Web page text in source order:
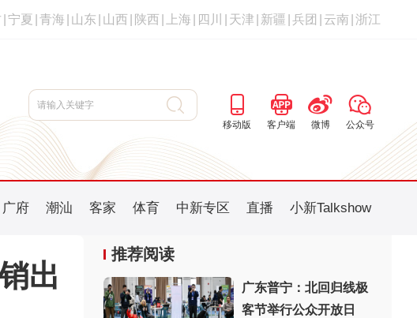
宁夏 青海 山东 山西 陕西 上海 四川 天津 新疆 兵团 云南 浙江
移动版 客户端 微博 公众号
广府 潮汕 客家 体育 中新专区 直播 小新Talkshow
出
推荐阅读
广东普宁：北回归线极
客节举行公众开放日